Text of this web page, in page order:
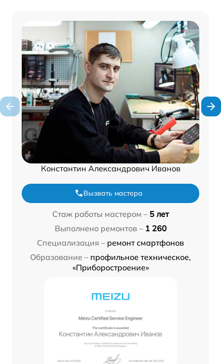
Константин Александрович Иванов
Вызвать мастера
Стаж работы мастером – 5 лет
Выполнено ремонтов – 1 260
Специализация – ремонт смартфонов
Образование – профильное техническое,
«Приборостроение»